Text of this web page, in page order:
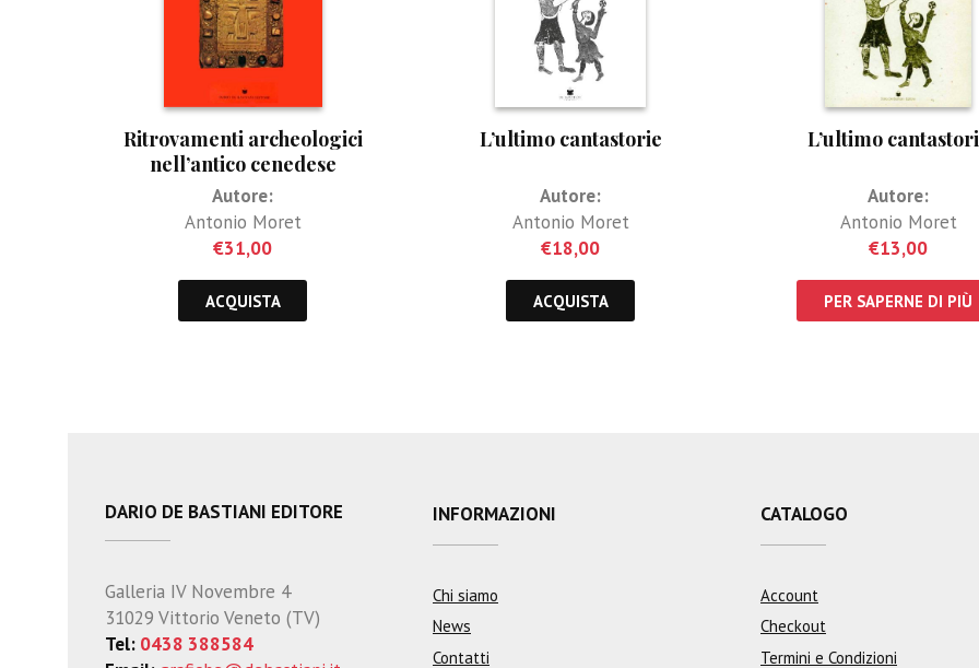
Ritrovamenti archeologici
nell’antico cenedese
Autore:
Antonio Moret
€31,00
ACQUISTA
L’ultimo cantastorie
Autore:
Antonio Moret
€18,00
ACQUISTA
L’ultimo
Autore:
Antonio Moret
€13,00
PER SAPERNE DI PIÙ
DARIO DE BASTIANI EDITORE
Galleria IV Novembre 4
31029 Vittorio Veneto (TV)
Tel: 0438 388584
INFORMAZIONI
Chi siamo
News
Contatti
CATALOGO
Account
Checkout
Termini e Condizioni